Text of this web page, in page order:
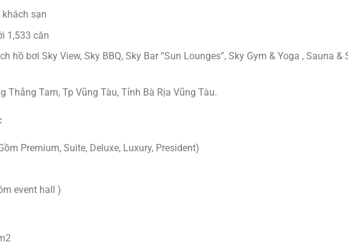
sạn
1,533 căn
hồ bơi Sky View, Sky BBQ, Sky Bar “Sun Lounges”, Sky Gym & Yoga , Sauna &
Thắng Tam, Tp Vũng Tàu, Tỉnh Bà Rịa Vũng Tàu.
Premium, Suite, Deluxe, Luxury, President)
event hall )